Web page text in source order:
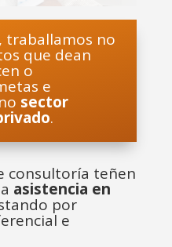
traballamos no
que dean
o
e
sector
.
consultoría teñen
asistencia en
por
e